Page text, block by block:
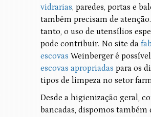
vidrarias, paredes, portas e
também precisam de
tanto, o uso de utensílios
pode contribuir. No site da
escovas Weinberger é
escovas apropriadas para os
tipos de limpeza no setor
Desde a higienização geral,
bancadas, dispomos também